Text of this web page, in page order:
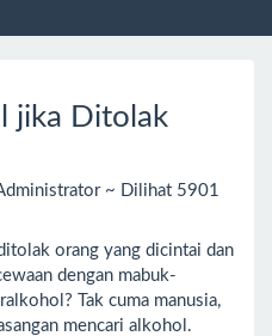
jika Ditolak
~ Dilihat 5901
orang yang dicintai dan
dengan mabuk-
Tak cuma manusia,
mencari alkohol.